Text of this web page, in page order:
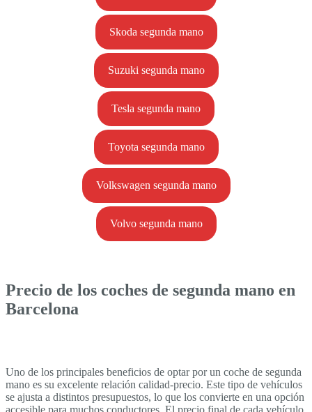
Skoda segunda mano
Suzuki segunda mano
Tesla segunda mano
Toyota segunda mano
Volkswagen segunda mano
Volvo segunda mano
Precio de los coches de segunda mano en
Barcelona
Uno de los principales beneficios de optar por un coche de segunda
mano es su excelente relación calidad-precio. Este tipo de vehículos
se ajusta a distintos presupuestos, lo que los convierte en una opción
accesible para muchos conductores. El precio final de cada vehículo